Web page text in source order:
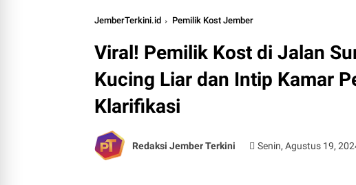
JemberTerkini.id Pemilik Kost Jember
Viral! Pemilik Kost di Jalan
Kucing Liar dan Intip Kamar
Klarifikasi
Redaksi Jember Terkini Senin, Agustus 19,